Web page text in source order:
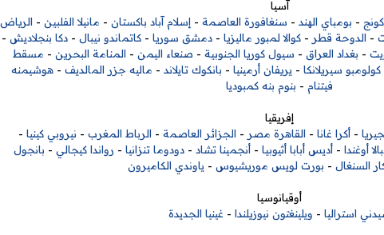
آسيا
- بومباي الهند - سنغافورة العاصمة - إسلام آباد باكستان - مانيلا الفلبين - الرياض
- الدوحة قطر -كوالا لمبور ماليزيا -دمشق سوريا -كاتماندو نيبال -دكا بنجلاديش -
- بغداد العراق - سيول كوريا الجنوبية - صنعاء اليمن - المنامة البحرين - مسقط
كولومبو سيريلانكا - يريفان أرمينيا - بانكوك تايلاند - ماليه جزر المالديف -هوشيمنه
فيتنام - بنوم بنه كمبوديا
إفريقيا
- أكرا غانا - القاهرة مصر - الجزائر العاصمة - الرباط المغرب - نيروبي كينيا -
أوغندا - أديس أبابا أثيوبيا - أنجمينا تشاد - دودوما تنزانيا - رواندا كيجالي - بانجول
السنغال - بورت لويس موريشيوس - ياوندي الكاميرون
أوقيانوسيا
استراليا - ويلينغتون نيوزيلندا - غينيا الجديدة